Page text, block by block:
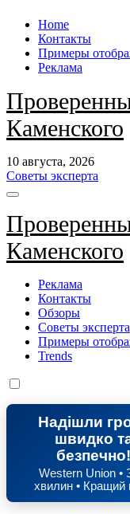
Перейти
содержанию
Home
Контакты
Примеры
Реклама
Каменского
10 августа, 2026
Советы эксперта
Каменского
Реклама
Контакты
Обзоры
Советы эксперта
Примеры
Trends
Надішли
швидко
безпечно!
Western Union •
хвилин • Кращий